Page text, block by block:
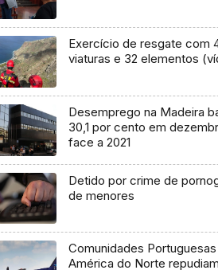
Exercício de resgate com
viaturas e 32 elementos
Desemprego na Madeira
30,1 por cento em
face a 2021
Detido por crime de
de menores
Comunidades Portuguesas
América do Norte repudiam